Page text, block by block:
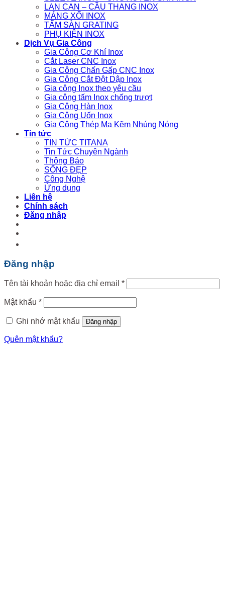
LAN CAN – CẦU THANG INOX
MÁNG XỐI INOX
TẤM SÀN GRATING
PHỤ KIỆN INOX
Dịch Vụ Gia Công
Gia Công Cơ Khí Inox
Cắt Laser CNC Inox
Gia Công Chấn Gấp CNC Inox
Gia Công Cắt Đột Dập Inox
Gia công Inox theo yêu cầu
Gia công tấm Inox chống trượt
Gia Công Hàn Inox
Gia Công Uốn Inox
Gia Công Thép Mạ Kẽm Nhúng Nóng
Tin tức
TIN TỨC TITANA
Tin Tức Chuyên Ngành
Thông Báo
SỐNG ĐẸP
Công Nghệ
Ứng dụng
Liên hệ
Chính sách
Đăng nhập
Đăng nhập
Tên tài khoản hoặc địa chỉ email *
Mật khẩu *
Ghi nhớ mật khẩu Đăng nhập
Quên mật khẩu?